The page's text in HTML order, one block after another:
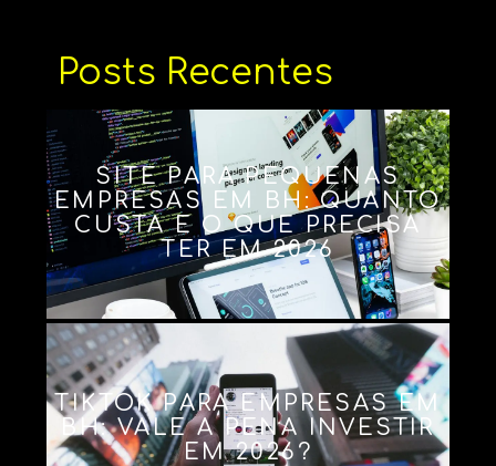
Posts Recentes
SITE PARA PEQUENAS
EMPRESAS EM BH: QUANTO
CUSTA E O QUE PRECISA
TER EM 2026
TIKTOK PARA EMPRESAS EM
BH: VALE A PENA INVESTIR
EM 2026?